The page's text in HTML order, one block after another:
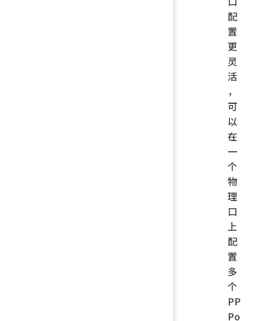
配
置
更
灵
活
，
可
以
在
一
个
物
理
口
上
配
置
多
个
PP
Po